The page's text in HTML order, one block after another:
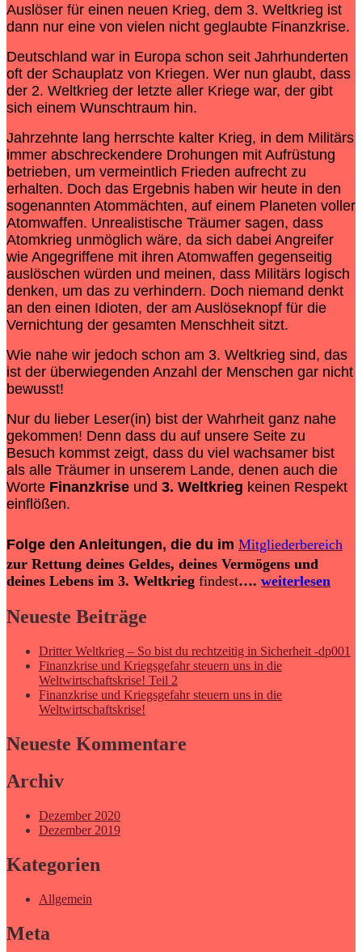
Auslöser für einen neuen Krieg, dem 3. Weltkrieg ist
dann nur eine von vielen nicht geglaubte Finanzkrise.
Deutschland war in Europa schon seit Jahrhunderten
oft der Schauplatz von Kriegen. Wer nun glaubt, dass
der 2. Weltkrieg der letzte aller Kriege war, der gibt
sich einem Wunschtraum hin.
Jahrzehnte lang herrschte kalter Krieg, in dem Militärs
immer abschreckendere Drohungen mit Aufrüstung
betrieben, um vermeintlich Frieden aufrecht zu
erhalten. Doch das Ergebnis haben wir heute in den
sogenannten Atommächten, auf einem Planeten voller
Atomwaffen. Unrealistische Träumer sagen, dass
Atomkrieg unmöglich wäre, da sich dabei Angreifer
wie Angegriffene mit ihren Atomwaffen gegenseitig
auslöschen würden und meinen, dass Militärs logisch
denken, um das zu verhindern. Doch niemand denkt
an den einen Idioten, der am Auslöseknopf für die
Vernichtung der gesamten Menschheit sitzt.
Wie nahe wir jedoch schon am 3. Weltkrieg sind, das
ist der überwiegenden Anzahl der Menschen gar nicht
bewusst!
Nur du lieber Leser(in) bist der Wahrheit ganz nahe
gekommen! Denn dass du auf unsere Seite zu
Besuch kommst zeigt, dass du viel wachsamer bist
als alle Träumer in unserem Lande, denen auch die
Worte Finanzkrise und 3. Weltkrieg keinen Respekt
einflößen.
Folge den Anleitungen, die du im Mitgliederbereich
zur Rettung deines Geldes, deines Vermögens und
deines Lebens im 3. Weltkrieg findest…. weiterlesen
Neueste Beiträge
Dritter Weltkrieg – So bist du rechtzeitig in Sicherheit -dp001
Finanzkrise und Kriegsgefahr steuern uns in die
Weltwirtschaftskrise! Teil 2
Finanzkrise und Kriegsgefahr steuern uns in die
Weltwirtschaftskrise!
Neueste Kommentare
Archiv
Dezember 2020
Dezember 2019
Kategorien
Allgemein
Meta